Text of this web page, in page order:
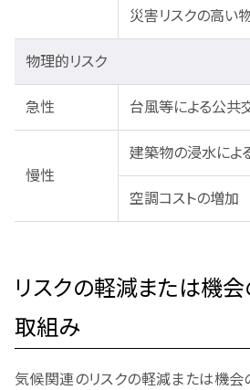
災害リスクの高い
物理的リスク
急性 台風等による公共
慢性
建築物の浸水によ
空調コストの増加
リスクの軽減または機
取組み
気候関連のリスクの軽減または機会